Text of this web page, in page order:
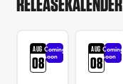
AUG
08
Coming
soon
AUG
08
Coming
soon